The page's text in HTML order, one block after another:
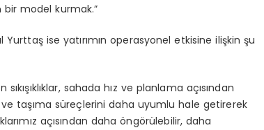
model kurmak.”
ise yatırımın operasyonel etkisine ilişkin şu
sahada hız ve planlama açısından
taşıma süreçlerini daha uyumlu hale getirerek
açısından daha öngörülebilir, daha